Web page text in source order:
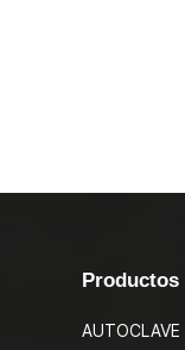
Productos
AUTOCLAVE